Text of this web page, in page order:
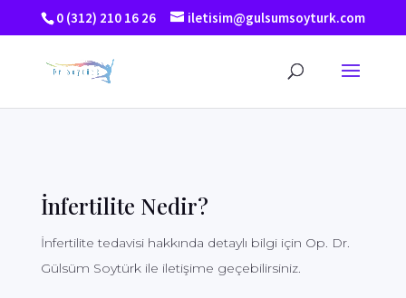
0 (312) 210 16 26 iletisim@gulsumsoyturk.com
İnfertilite Nedir?
İnfertilite tedavisi hakkında detaylı bilgi için Op. Dr.
Gülsüm Soytürk ile iletişime geçebilirsiniz.